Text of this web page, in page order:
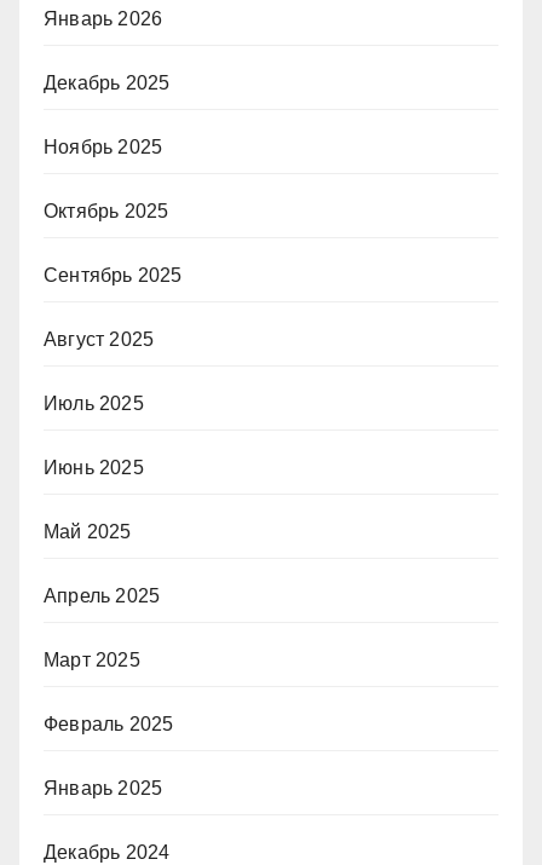
Январь 2026
Декабрь 2025
Ноябрь 2025
Октябрь 2025
Сентябрь 2025
Август 2025
Июль 2025
Июнь 2025
Май 2025
Апрель 2025
Март 2025
Февраль 2025
Январь 2025
Декабрь 2024